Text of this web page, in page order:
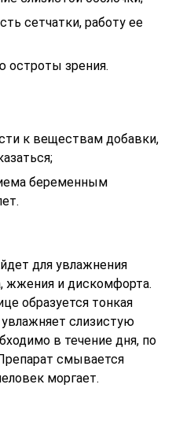
сетчатки, работу ее
остроты зрения.
к веществам добавки,
беременным
для увлажнения
жжения и дискомфорта.
образуется тонкая
слизистую
в течение дня, по
смывается
моргает.